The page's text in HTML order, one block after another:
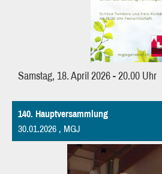
Samstag, 18. April 2026 - 20.00 Uhr
140. Hauptversammlung
30.01.2026 , MGJ